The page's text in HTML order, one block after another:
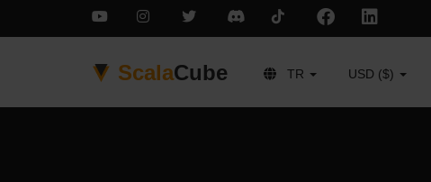
ScalaCube TR USD ($)